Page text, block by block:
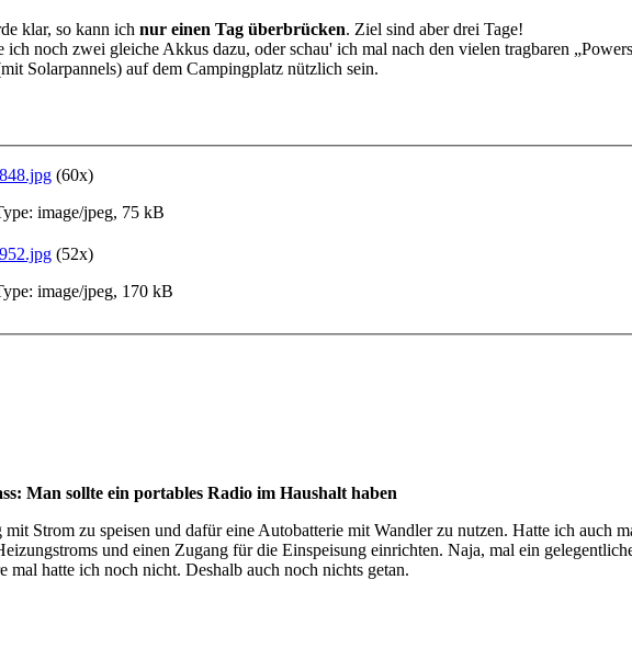
klar, so kann ich nur einen Tag überbrücken. Ziel sind aber drei Tage!
ich noch zwei gleiche Akkus dazu, oder schau' ich mal nach den vielen tragbaren
Solarpannels) auf dem Campingplatz nützlich sein.
(60x)
image/jpeg, 75 kB
(52x)
image/jpeg, 170 kB
Man sollte ein portables Radio im Haushalt haben
Strom zu speisen und dafür eine Autobatterie mit Wandler zu nutzen. Hatte ich auch
und einen Zugang für die Einspeisung einrichten. Naja, mal ein
mal hatte ich noch nicht. Deshalb auch noch nichts getan.